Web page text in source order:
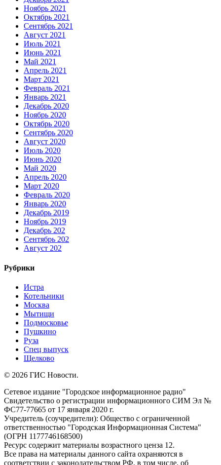
Ноябрь 2021
Октябрь 2021
Сентябрь 2021
Август 2021
Июль 2021
Июнь 2021
Май 2021
Апрель 2021
Март 2021
Февраль 2021
Январь 2021
Декабрь 2020
Ноябрь 2020
Октябрь 2020
Сентябрь 2020
Август 2020
Июль 2020
Июнь 2020
Май 2020
Апрель 2020
Март 2020
Февраль 2020
Январь 2020
Декабрь 2019
Ноябрь 2019
Декабрь 202
Сентябрь 202
Август 202
Рубрики
Истра
Котельники
Москва
Мытищи
Подмосковье
Пушкино
Руза
Спец выпуск
Щелково
© 2026 ГИС Новости.
Сетевое издание "Городское информационное радио"
Свидетельство о регистрации информационного СИМ Эл №
ФС77-77665 от 17 января 2020 г.
Учредитель (соучредители): Общество с ограниченной
ответственностью "Городская Информационная Система"
(ОГРН 1177746168500)
Ресурс содержит материалы возрастного ценза 12.
Все права на материалы данного сайта охраняются в
соответствии с законодательством РФ, в том числе, об